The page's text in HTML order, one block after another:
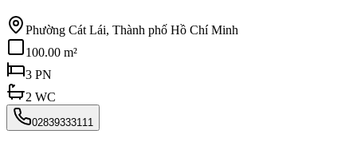
Phường Cát Lái, Thành phố Hồ Chí Minh
100.00 m²
3 PN
2 WC
02839333111